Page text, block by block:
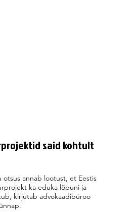
said kohtult
annab lootust, et Eestis
ka eduka lõpuni ja
kirjutab advokaadibüroo